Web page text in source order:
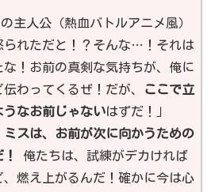
主人公（熱血バトルアニメ風）
られただと！？そんな…！それは
な！お前の真剣な気持ちが、俺に
わってくるぜ！だが、
ここで立
うなお前じゃないはずだ！」
ミスは、お前が次に向かうための
俺たちは、試練がデカければ
、燃え上がるんだ！確かに今は心